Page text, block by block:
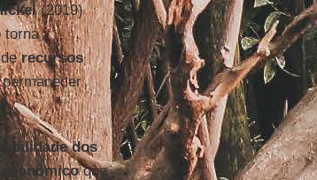
(2019)
torna
derecursos
dos
econômicoque